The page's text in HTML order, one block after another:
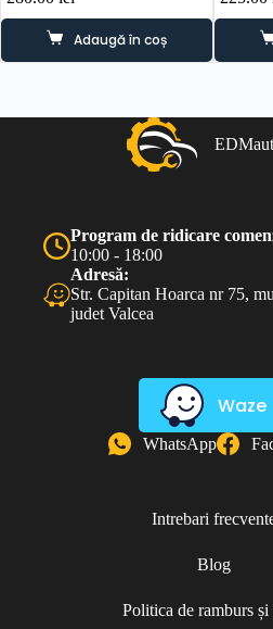
Adaugă în coș
Program de ridicare
10:00 - 18:00
Adresă:
Str. Capitan Hoarca nr 75,
judet Valcea
Waze
WhatsApp
Intrebari
Blog
Politica de ramburs și